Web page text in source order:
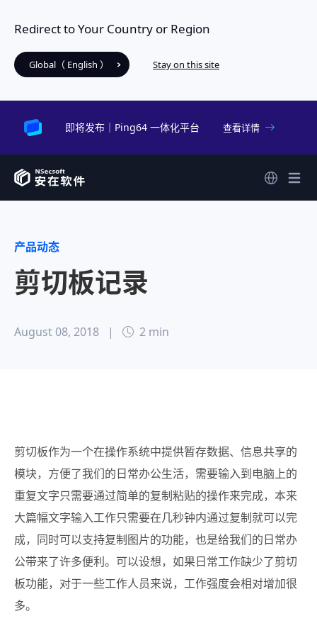
Redirect to Your Country or Region
Global（ English ） Stay on this site
即将发布｜Ping64 一体化平台 查看详情
产品动态
剪切板记录
August 08, 2018 | 2 min
剪切板作为一个在操作系统中提供暂存数据、信息共享的
模块， 方便了我们的日常办公生活，需要输入到电脑上的
重复文字只需要通过简单的复制粘贴的操作来完成，本来
大篇幅文字输入工作只需要在几秒钟内通过复制就可以完
成，同时可以支持复制图片的功能，也是给我们的日常办
公带来了许多便利。可以设想，如果日常工作缺少了剪切
板功能，对于一些工作人员来说，工作强度会相对增加很
多。